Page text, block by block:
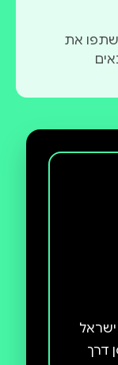
שתפו את
דרך